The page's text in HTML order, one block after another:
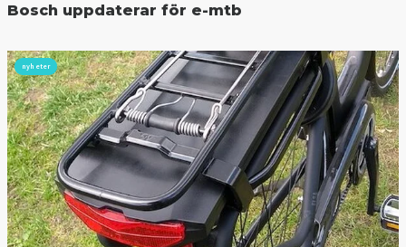
Bosch uppdaterar för e-mtb
nyheter